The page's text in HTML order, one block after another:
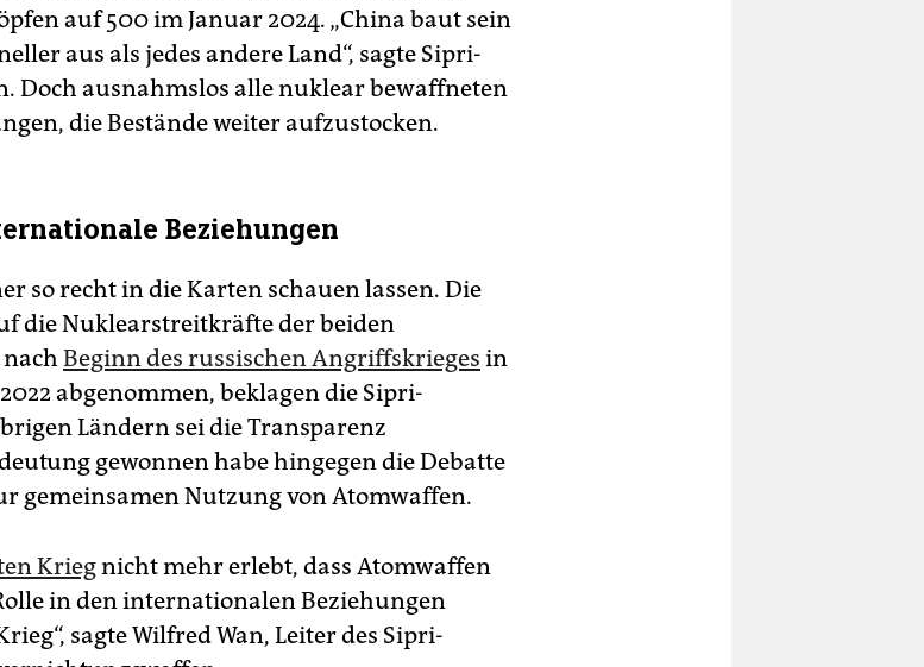
auf 500 im Januar 2024. „China baut sein
aus als jedes andere Land“, sagte Sipri-
Doch ausnahmslos alle nuklear bewaffneten
die Bestände weiter aufzustocken.
Beziehungen
so recht in die Karten schauen lassen. Die
die Nuklearstreitkräfte der beiden
Beginn des russischen Angriffskrieges in
abgenommen, beklagen die Sipri-
Ländern sei die Transparenz
gewonnen habe hingegen die Debatte
gemeinsamen Nutzung von Atomwaffen.
Kriegnicht mehr erlebt, dass Atomwaffen
in den internationalen Beziehungen
sagte Wilfred Wan, Leiter des Sipri-